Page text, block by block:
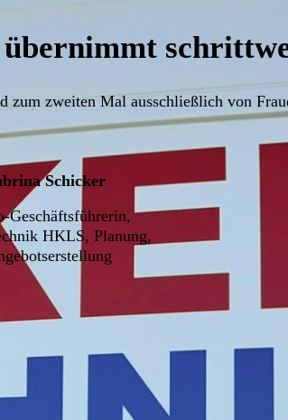
zum zweiten Mal ausschließlich von
Schicker
Geschäftsführerin,
HKLS, Planung,